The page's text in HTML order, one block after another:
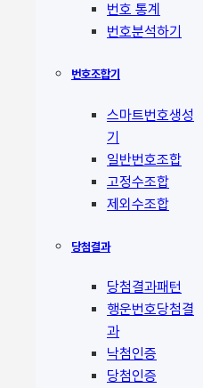
번호 통계
번호분석하기
번호조합기
스마트번호생성
기
일반번호조합
고정수조합
제외수조합
당첨결과
당첨결과패턴
행운번호당첨결
과
낙첨인증
당첨인증